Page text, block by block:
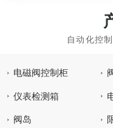
自动化控
电磁阀控制柜
仪表检测箱
阀岛